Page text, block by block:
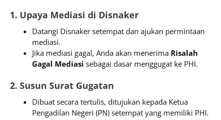
1. Upaya Mediasi di Disnaker
Datangi Disnaker setempat dan ajukan permintaan
mediasi.
Jika mediasi gagal, Anda akan menerima Risalah
Gagal Mediasi sebagai dasar menggugat ke PHI.
2. Susun Surat Gugatan
Dibuat secara tertulis, ditujukan kepada Ketua
Pengadilan Negeri (PN) setempat yang memiliki PHI.